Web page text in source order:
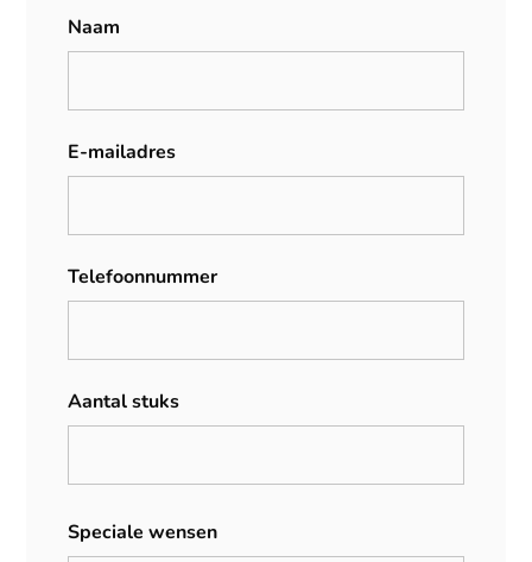
Naam
E-mailadres
Telefoonnummer
Aantal stuks
Speciale wensen